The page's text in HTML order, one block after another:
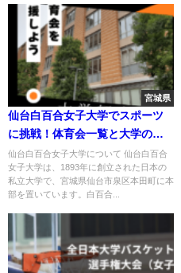
宮城県
仙台白百合女子大学でスポーツ
に挑戦！体育会一覧と大学の特
徴を紹介
仙台白百合女子大学について 仙台白百合
女子大学は、1893年に創立された日本の
私立大学で、宮城県仙台市泉区本田町に本
部を置いています。白百合...